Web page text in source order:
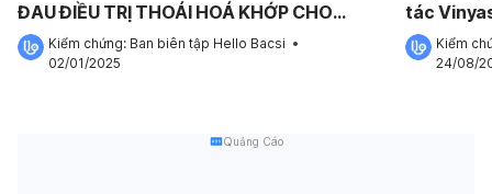
ĐAU ĐIỀU TRỊ THOÁI HOÁ KHỚP CHO
NGƯỜI BỆNH TĂNG HUYẾT ÁP
Kiểm chứng: Ban biên tập Hello Bacsi •
02/01/2025
tác
Kiểm
24/08/
Quảng Cáo